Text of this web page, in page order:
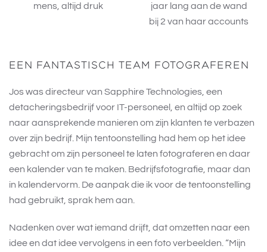
mens, altijd druk
jaar lang aan de wand
bij 2 van haar accounts
EEN FANTASTISCH TEAM FOTOGRAFEREN
Jos was directeur van Sapphire Technologies, een
detacheringsbedrijf voor IT-personeel, en altijd op zoek
naar aansprekende manieren om zijn klanten te verbazen
over zijn bedrijf. Mijn tentoonstelling had hem op het idee
gebracht om zijn personeel te laten fotograferen en daar
een kalender van te maken. Bedrijfsfotografie, maar dan
in kalendervorm. De aanpak die ik voor de tentoonstelling
had gebruikt, sprak hem aan.
Nadenken over wat iemand drijft, dat omzetten naar een
idee en dat idee vervolgens in een foto verbeelden. “Mijn